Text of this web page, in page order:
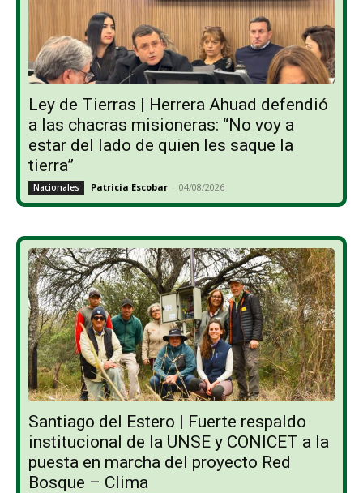
Ley de Tierras | Herrera Ahuad defendió
a las chacras misioneras: “No voy a
estar del lado de quien les saque la
tierra”
Nacionales Patricia Escobar - 04/08/2026
Santiago del Estero | Fuerte respaldo
institucional de la UNSE y CONICET a la
puesta en marcha del proyecto Red
Bosque – Clima